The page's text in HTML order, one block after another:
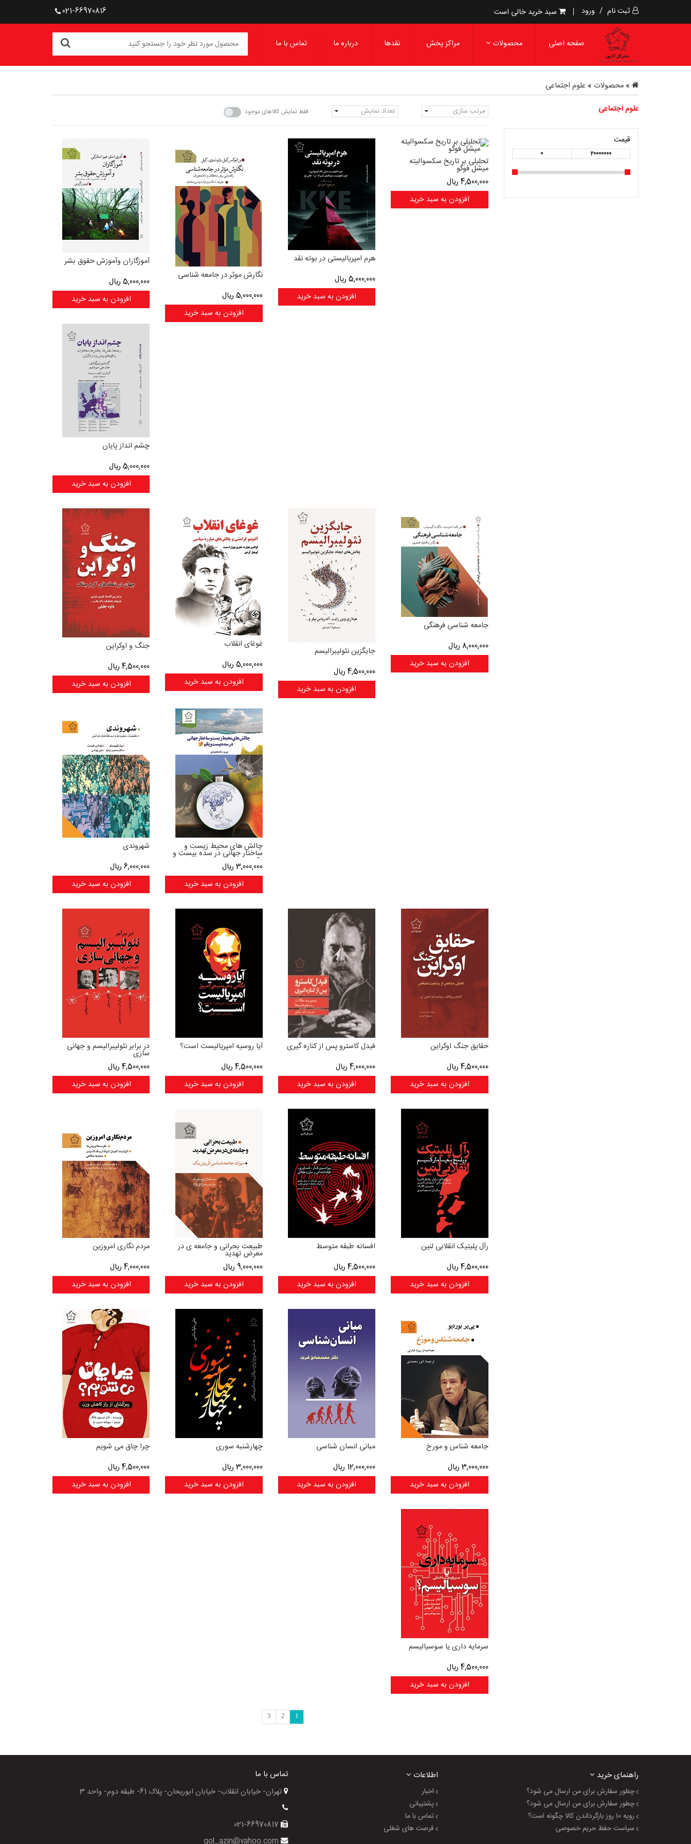
ثبت نام / ورود سبد خرید خالی است 021-66970816
صفحه اصلی محصولات مراکز پخش نقدها درباره ما تماس با ما
» محصولات » علوم اجتماعی
علوم اجتماعی
قیمت
0 20000000
مرتب سازی تعداد نمایش فقط نمایش کالاهای موجود
تحلیلی بر تاریخ سکسوالیته
میشل فوکو
4,500,000 ریال
افزودن به سبد خرید
هرم امپریالیستی در بوته نقد
5,000,000ریال
افزودن به سبد خرید
نگارش موثر در جامعه شناسی
5,000,000 ریال
افزودن به سبد خرید
آموزگاران وآموزش حقوق بشر
5,000,000ریال
افزودن به سبد خرید
چشم انداز پایان
5,000,000ریال
افزودن به سبد خرید
جامعه شناسی فرهنگی
8,000,000 ریال
افزودن به سبد خرید
جایگزین نئولیبرالیسم
4,500,000ریال
افزودن به سبد خرید
غوغای انقلاب
5,000,000 ریال
افزودن به سبد خرید
جنگ و اوکراین
4,500,000ریال
افزودن به سبد خرید
چالش های محیط زیست و
ساختار جهانی در سده بیست و
یکم
3,000,000 ریال
افزودن به سبد خرید
شهروندی
6,000,000ریال
افزودن به سبد خرید
حقایق جنگ اوکراین
4,500,000 ریال
افزودن به سبد خرید
فیدل کاسترو پس از کناره گیری
4,000,000ریال
افزودن به سبد خرید
آیا روسیه امپریالیست است؟
4,500,000 ریال
افزودن به سبد خرید
در برابر نئولیبرالیسم و جهانی
سازی
4,500,000ریال
افزودن به سبد خرید
رآل پلیتیک انقلابی لنین
4,500,000 ریال
افزودن به سبد خرید
افسانه طبقه متوسط
4,500,000ریال
افزودن به سبد خرید
طبیعت بحرانی و جامعه ی در
معرض تهدید
9,000,000 ریال
افزودن به سبد خرید
مردم نگاری امروزین
4,000,000ریال
افزودن به سبد خرید
جامعه شناس و مورخ
3,000,000 ریال
افزودن به سبد خرید
مبانی انسان شناسی
12,000,000 ریال
افزودن به سبد خرید
چهارشنبه سوری
3,000,000 ریال
افزودن به سبد خرید
چرا چاق می شویم
4,500,000ریال
افزودن به سبد خرید
سرمایه داری یا سوسیالیسم
4,500,000 ریال
افزودن به سبد خرید
1
2
3
راهنمای خرید
چطور سفارش برای من ارسال می شود؟
چطور سفارش برای من ارسال می شود؟
رویه 10 روز بازگرداندن کالا چگونه است؟
سیاست حفظ حریم خصوصی
اطلاعات
اخبار
پشتیبانی
تماس با ما
فرصت های شغلی
تماس با ما
تهران- خیابان انقلاب- خیابان ابوریحان- پلاک 61- طبقه دوم- واحد 3